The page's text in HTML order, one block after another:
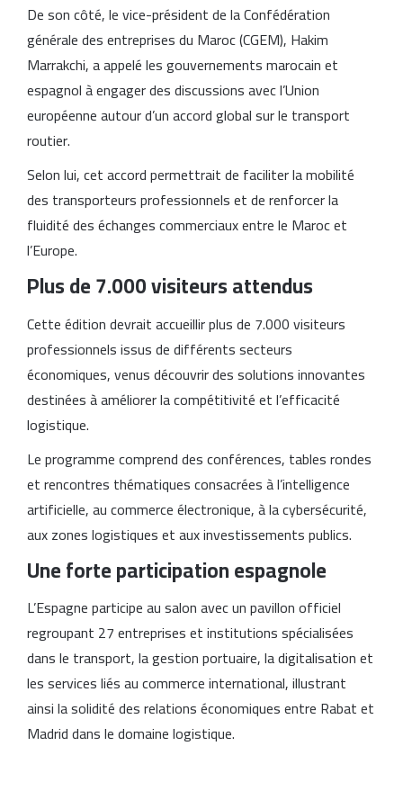
De son côté, le vice-président de la Confédération
générale des entreprises du Maroc (CGEM), Hakim
Marrakchi, a appelé les gouvernements marocain et
espagnol à engager des discussions avec l’Union
européenne autour d’un accord global sur le transport
routier.
Selon lui, cet accord permettrait de faciliter la mobilité
des transporteurs professionnels et de renforcer la
fluidité des échanges commerciaux entre le Maroc et
l’Europe.
Plus de 7.000 visiteurs attendus
Cette édition devrait accueillir plus de 7.000 visiteurs
professionnels issus de différents secteurs
économiques, venus découvrir des solutions innovantes
destinées à améliorer la compétitivité et l’efficacité
logistique.
Le programme comprend des conférences, tables rondes
et rencontres thématiques consacrées à l’intelligence
artificielle, au commerce électronique, à la cybersécurité,
aux zones logistiques et aux investissements publics.
Une forte participation espagnole
L’Espagne participe au salon avec un pavillon officiel
regroupant 27 entreprises et institutions spécialisées
dans le transport, la gestion portuaire, la digitalisation et
les services liés au commerce international, illustrant
ainsi la solidité des relations économiques entre Rabat et
Madrid dans le domaine logistique.